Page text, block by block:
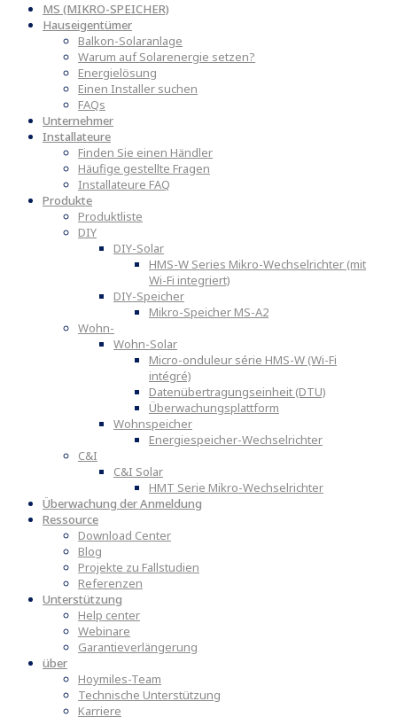
MS (MIKRO-SPEICHER)
Hauseigentümer
Balkon-Solaranlage
Warum auf Solarenergie setzen?
Energielösung
Einen Installer suchen
FAQs
Unternehmer
Installateure
Finden Sie einen Händler
Häufige gestellte Fragen
Installateure FAQ
Produkte
Produktliste
DIY
DIY-Solar
HMS-W Series Mikro-Wechselrichter (mit
Wi-Fi integriert)
DIY-Speicher
Mikro-Speicher MS-A2
Wohn-
Wohn-Solar
Micro-onduleur série HMS-W (Wi-Fi
intégré)
Datenübertragungseinheit (DTU)
Überwachungsplattform
Wohnspeicher
Energiespeicher-Wechselrichter
C&I
C&I Solar
HMT Serie Mikro-Wechselrichter
Überwachung der Anmeldung
Ressource
Download Center
Blog
Projekte zu Fallstudien
Referenzen
Unterstützung
Help center
Webinare
Garantieverlängerung
über
Hoymiles-Team
Technische Unterstützung
Karriere